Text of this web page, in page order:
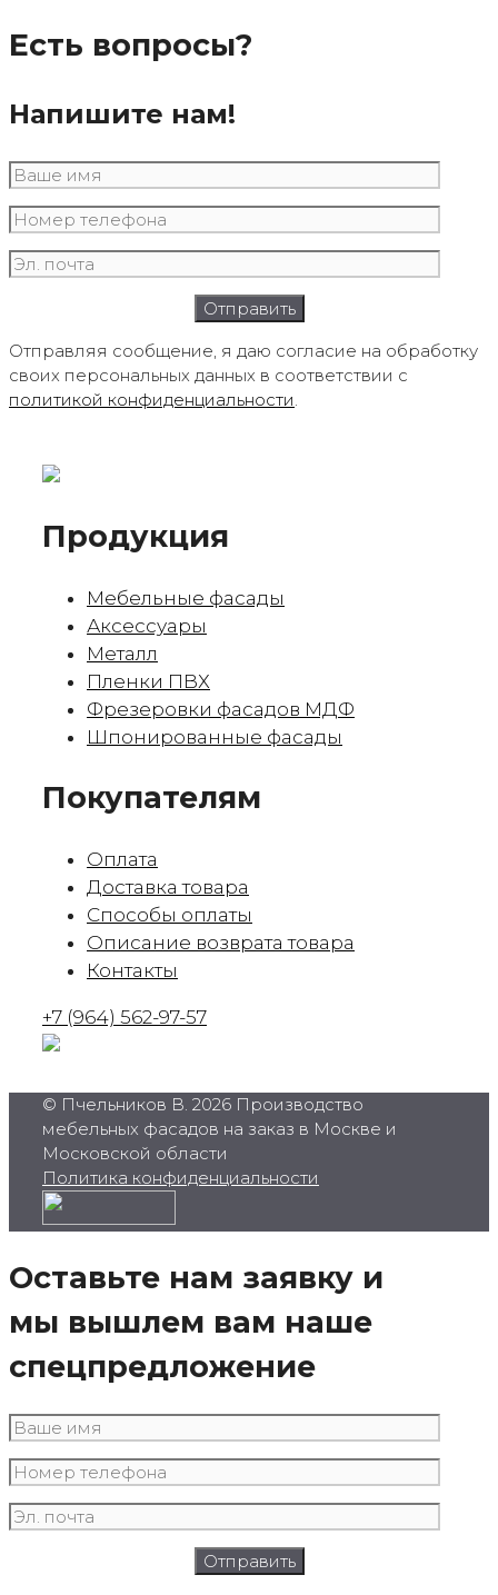
Есть вопросы?
Напишите нам!
Отправляя сообщение, я даю согласие на обработку
своих персональных данных в соответствии с
политикой конфиденциальности.
Продукция
Мебельные фасады
Аксессуары
Металл
Пленки ПВХ
Фрезеровки фасадов МДФ
Шпонированные фасады
Покупателям
Оплата
Доставка товара
Способы оплаты
Описание возврата товара
Контакты
+7 (964) 562-97-57
© Пчельников В. 2026 Производство
мебельных фасадов на заказ в Москве и
Московской области
Политика конфиденциальности
Оставьте нам заявку и
мы вышлем вам наше
спецпредложение